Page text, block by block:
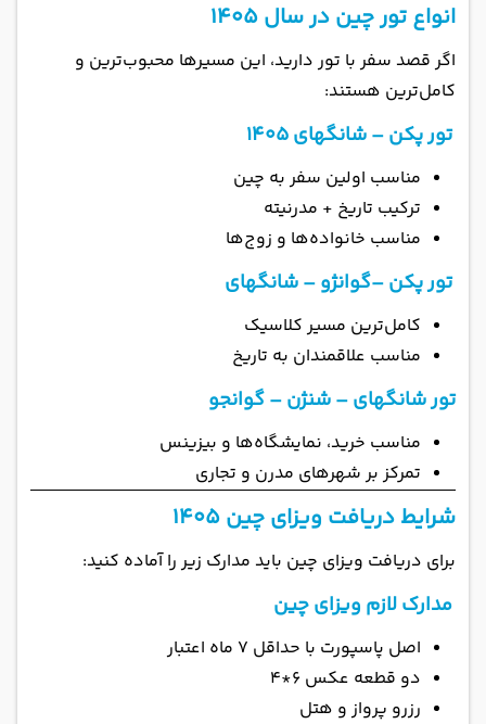
انواع تور چین در سال ۱۴۰۵
اگر قصد سفر با تور دارید، این مسیرها محبوب‌ترین و
کامل‌ترین هستند:
تور پکن – شانگهای ۱۴۰۵
مناسب اولین سفر به چین
ترکیب تاریخ + مدرنیته
مناسب خانواده‌ها و زوج‌ها
تور پکن –گوانژو – شانگهای
کامل‌ترین مسیر کلاسیک
مناسب علاقمندان به تاریخ
تور شانگهای – شنژن – گوانجو
مناسب خرید، نمایشگاه‌ها و بیزینس
تمرکز بر شهرهای مدرن و تجاری
شرایط دریافت ویزای چین ۱۴۰۵
برای دریافت ویزای چین باید مدارک زیر را آماده کنید:
مدارک لازم ویزای چین
اصل پاسپورت با حداقل ۷ ماه اعتبار
دو قطعه عکس 6*4
رزرو پرواز و هتل